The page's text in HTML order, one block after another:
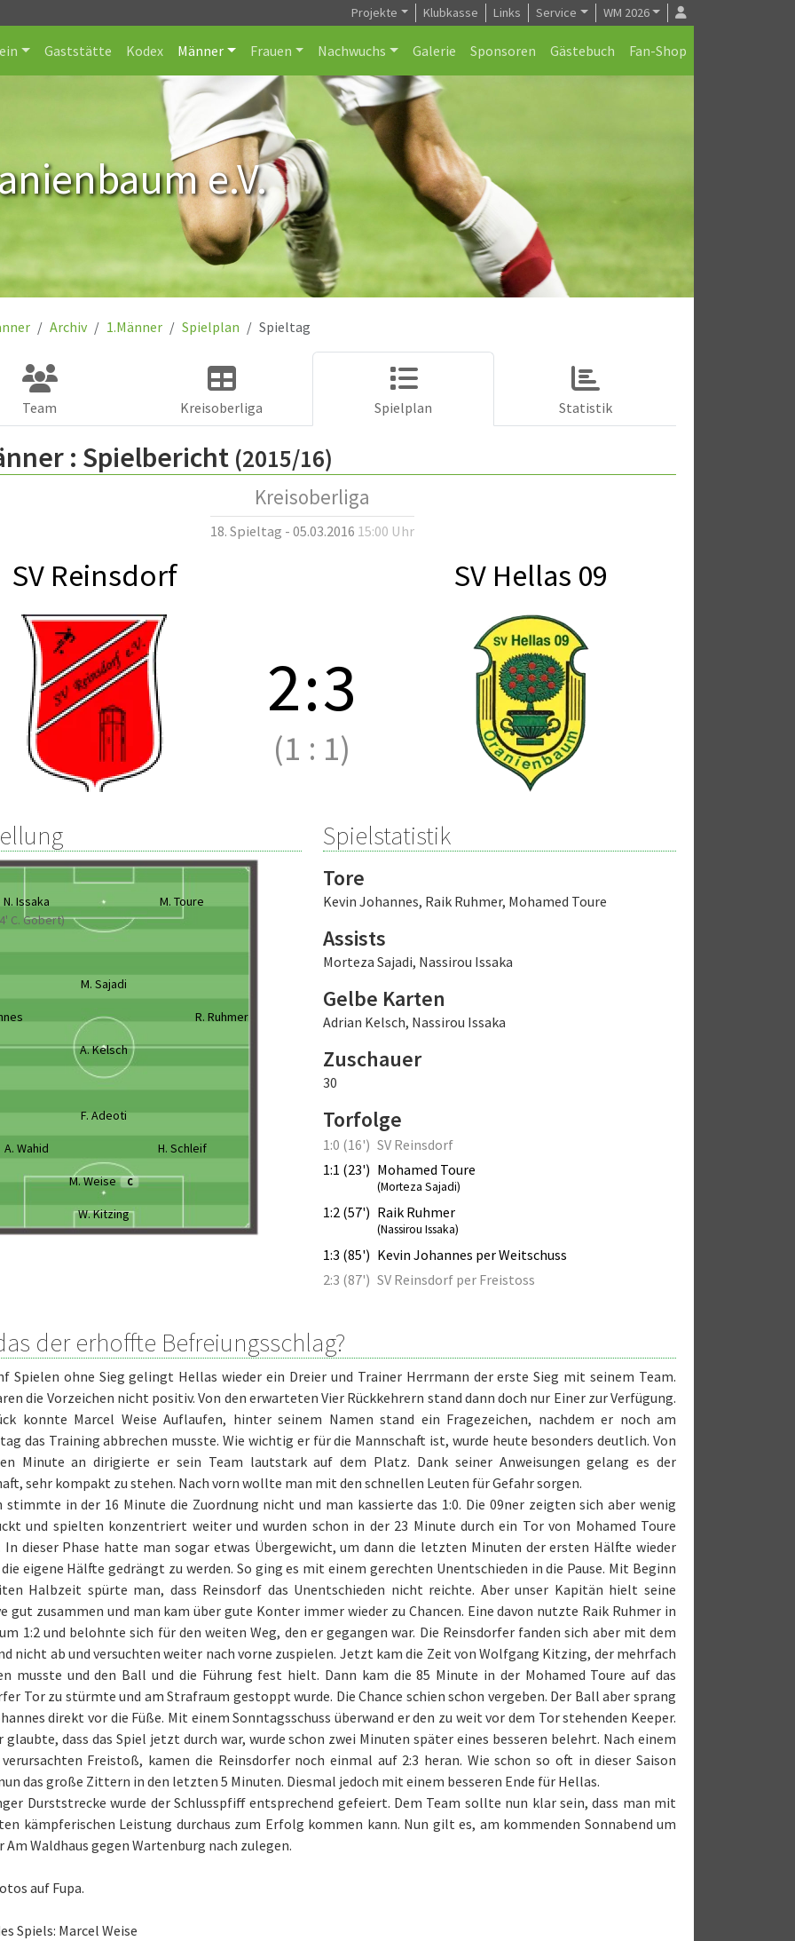
Projekte Klubkasse Links Service WM 2026
Gaststätte Kodex Männer Frauen Nachwuchs Galerie Sponsoren Gästebuch Fan-Shop
e.V.
Archiv 1.Männer Spielplan Spieltag
Team Kreisoberliga Spielplan Statistik
: Spielbericht (2015/16)
Kreisoberliga
18. Spieltag - 05.03.2016 15:00 Uhr
SV Reinsdorf SV Hellas 09
2:3
(1 : 1)
N. Issaka
C. Gobert)
M. Toure
M. Sajadi
R. Ruhmer
A. Kelsch
F. Adeoti
A. Wahid H. Schleif
M. Weise C
W. Kitzing
Spielstatistik
Tore
Kevin Johannes, Raik Ruhmer, Mohamed Toure
Assists
Morteza Sajadi, Nassirou Issaka
Gelbe Karten
Adrian Kelsch, Nassirou Issaka
Zuschauer
30
Torfolge
1:0 (16') SV Reinsdorf
1:1 (23') Mohamed Toure
(Morteza Sajadi)
1:2 (57') Raik Ruhmer
(Nassirou Issaka)
1:3 (85') Kevin Johannes per Weitschuss
2:3 (87') SV Reinsdorf per Freistoss
der erhoffte Befreiungsschlag?
Spielen ohne Sieg gelingt Hellas wieder ein Dreier und Trainer Herrmann der erste Sieg mit seinem Team.
die Vorzeichen nicht positiv. Von den erwarteten Vier Rückkehrern stand dann doch nur Einer zur Verfügung.
konnte Marcel Weise Auflaufen, hinter seinem Namen stand ein Fragezeichen, nachdem er noch am
das Training abbrechen musste. Wie wichtig er für die Mannschaft ist, wurde heute besonders deutlich. Von
Minute an dirigierte er sein Team lautstark auf dem Platz. Dank seiner Anweisungen gelang es der
sehr kompakt zu stehen. Nach vorn wollte man mit den schnellen Leuten für Gefahr sorgen.
stimmte in der 16 Minute die Zuordnung nicht und man kassierte das 1:0. Die 09ner zeigten sich aber wenig
und spielten konzentriert weiter und wurden schon in der 23 Minute durch ein Tor von Mohamed Toure
dieser Phase hatte man sogar etwas Übergewicht, um dann die letzten Minuten der ersten Hälfte wieder
eigene Hälfte gedrängt zu werden. So ging es mit einem gerechten Unentschieden in die Pause. Mit Beginn
Halbzeit spürte man, dass Reinsdorf das Unentschieden nicht reichte. Aber unser Kapitän hielt seine
gut zusammen und man kam über gute Konter immer wieder zu Chancen. Eine davon nutzte Raik Ruhmer in
1:2 und belohnte sich für den weiten Weg, den er gegangen war. Die Reinsdorfer fanden sich aber mit dem
nicht ab und versuchten weiter nach vorne zuspielen. Jetzt kam die Zeit von Wolfgang Kitzing, der mehrfach
musste und den Ball und die Führung fest hielt. Dann kam die 85 Minute in der Mohamed Toure auf das
Tor zu stürmte und am Strafraum gestoppt wurde. Die Chance schien schon vergeben. Der Ball aber sprang
direkt vor die Füße. Mit einem Sonntagsschuss überwand er den zu weit vor dem Tor stehenden Keeper.
glaubte, dass das Spiel jetzt durch war, wurde schon zwei Minuten später eines besseren belehrt. Nach einem
Freistoß, kamen die Reinsdorfer noch einmal auf 2:3 heran. Wie schon so oft in dieser Saison
das große Zittern in den letzten 5 Minuten. Diesmal jedoch mit einem besseren Ende für Hellas.
Durststrecke wurde der Schlusspfiff entsprechend gefeiert. Dem Team sollte nun klar sein, dass man mit
kämpferischen Leistung durchaus zum Erfolg kommen kann. Nun gilt es, am kommenden Sonnabend um
Am Waldhaus gegen Wartenburg nach zulegen.
auf Fupa.
Spiels: Marcel Weise